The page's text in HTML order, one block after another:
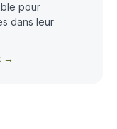
pour
dans leur
→